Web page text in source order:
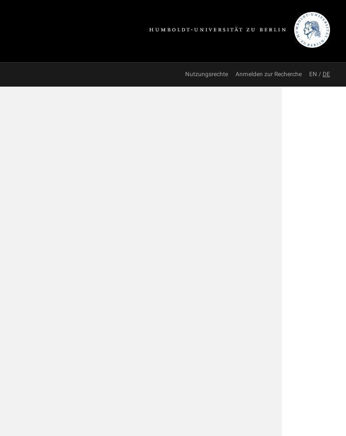
Nutzungsrechte Anmelden zur Recherche EN / DE